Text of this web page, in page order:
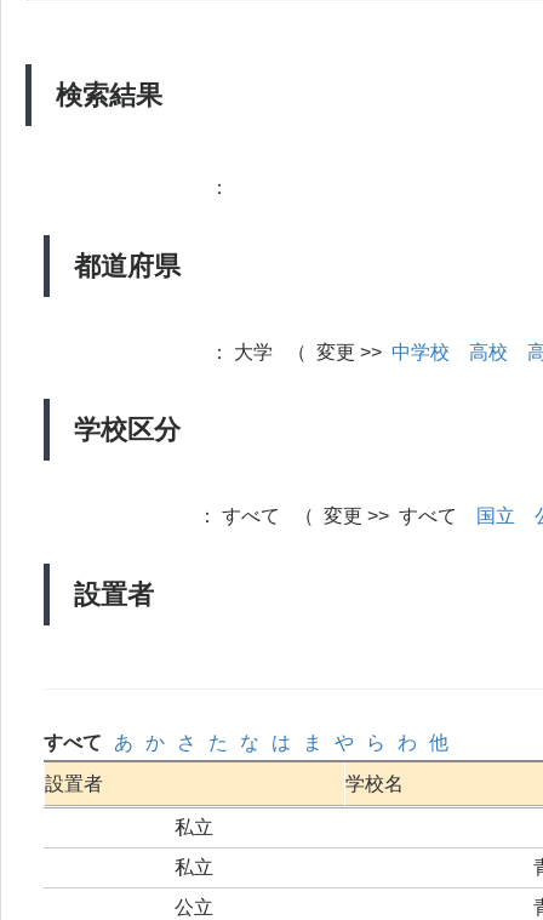
検索結果
都道府県
：
学校区分
： 大学 （ 変更 >> 中学校 高校
設置者
： すべて （ 変更 >> すべて 国立
すべて あ か さ た な は ま や ら わ
他
設置者
学校名
私立
私立
公立